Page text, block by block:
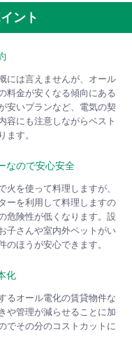
ント
には言えませんが、オール
料金が安くなる傾向にある
安いプランなど、電気の契
容にも注意しながらベスト
ます。
なので安心安全
を使って料理しますが、
ーを利用して料理しますの
危険性が低くなります。設
子さんや室内外ペットがい
のほうが安心できます。
化
るオール電化の賃貸物件な
や管理が減らせることに加
でその分のコストカットに